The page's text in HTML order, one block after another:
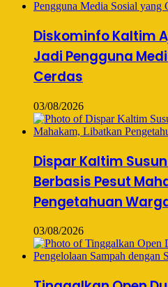
Diskominfo Kaltim
Jadi Pengguna
Cerdas
03/08/2026
Dispar Kaltim
Berbasis Pesut
Pengetahuan
03/08/2026